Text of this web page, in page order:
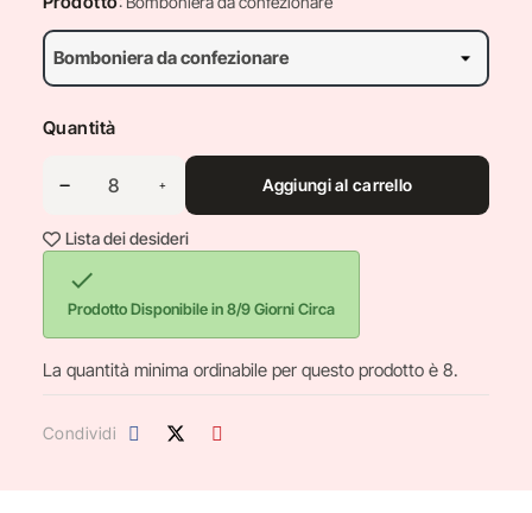
Quantità
Aggiungi al carrello
Lista dei desideri

Prodotto Disponibile in 8/9 Giorni Circa
La quantità minima ordinabile per questo prodotto è 8.
Condividi